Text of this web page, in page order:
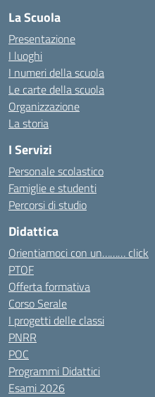
La Scuola
Presentazione
I luoghi
I numeri della scuola
Le carte della scuola
Organizzazione
La storia
I Servizi
Personale scolastico
Famiglie e studenti
Percorsi di studio
Didattica
Orientiamoci con un……… click
PTOF
Offerta formativa
Corso Serale
I progetti delle classi
PNRR
POC
Programmi Didattici
Esami 2026